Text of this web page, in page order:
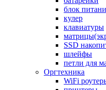
блок
кулер
клавиатуры
SSD
шлейфы
петли для
Оргтехника
WiFi